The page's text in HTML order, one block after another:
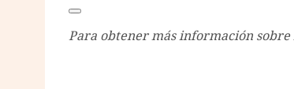
Para obtener más información